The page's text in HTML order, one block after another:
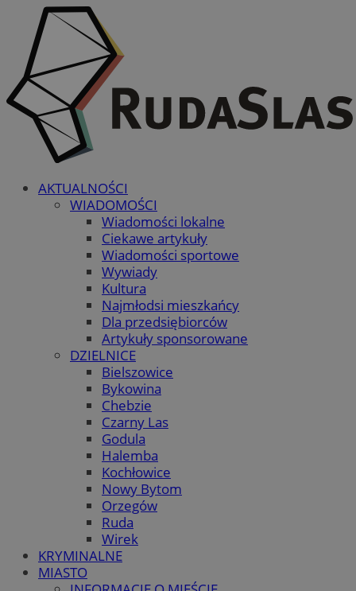
AKTUALNOŚCI
WIADOMOŚCI
Wiadomości lokalne
Ciekawe artykuły
Wiadomości sportowe
Wywiady
Kultura
Najmłodsi mieszkańcy
Dla przedsiębiorców
Artykuły sponsorowane
DZIELNICE
Bielszowice
Bykowina
Chebzie
Czarny Las
Godula
Halemba
Kochłowice
Nowy Bytom
Orzegów
Ruda
Wirek
KRYMINALNE
MIASTO